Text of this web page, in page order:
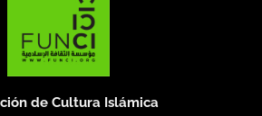
de Cultura Islámica